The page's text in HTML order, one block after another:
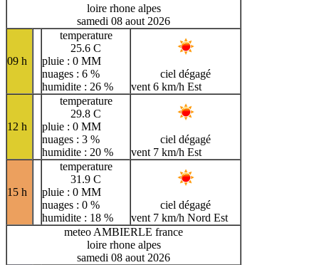
loire rhone alpes
samedi 08 aout 2026
09 h
temperature
25.6 C
pluie : 0 MM
nuages : 6 %
humidite : 26 %
ciel dégagé
vent 6 km/h Est
12 h
temperature
29.8 C
pluie : 0 MM
nuages : 3 %
humidite : 20 %
ciel dégagé
vent 7 km/h Est
15 h
temperature
31.9 C
pluie : 0 MM
nuages : 0 %
humidite : 18 %
ciel dégagé
vent 7 km/h Nord Est
meteo AMBIERLE france
loire rhone alpes
samedi 08 aout 2026